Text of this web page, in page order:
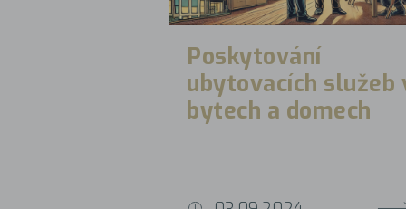
Poskytování
ubytovacích služeb
bytech a domech